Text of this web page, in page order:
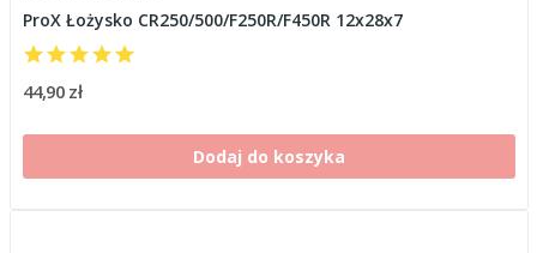
ProX Łożysko CR250/500/F250R/F450R 12x28x7
44,90 zł
Dodaj do koszyka